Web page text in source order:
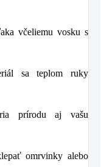
včeliemu vosku s
sa teplom ruky
prírodu aj vašu
omrvinky alebo